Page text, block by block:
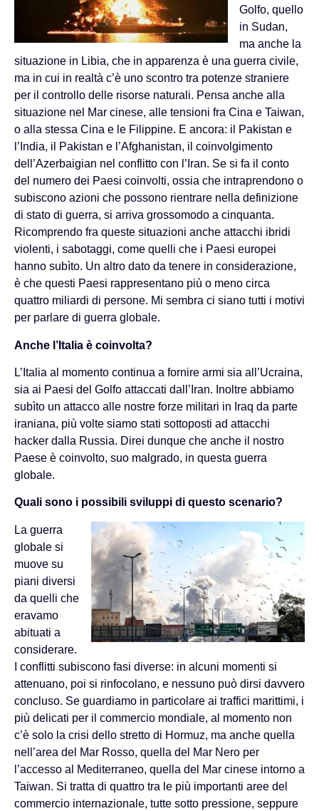
Golfo, quello
in Sudan,
ma anche la
situazione in Libia, che in apparenza è una guerra civile,
ma in cui in realtà c’è uno scontro tra potenze straniere
per il controllo delle risorse naturali. Pensa anche alla
situazione nel Mar cinese, alle tensioni fra Cina e Taiwan,
o alla stessa Cina e le Filippine. E ancora: il Pakistan e
l’India, il Pakistan e l’Afghanistan, il coinvolgimento
dell’Azerbaigian nel conflitto con l’Iran. Se si fa il conto
del numero dei Paesi coinvolti, ossia che intraprendono o
subiscono azioni che possono rientrare nella definizione
di stato di guerra, si arriva grossomodo a cinquanta.
Ricomprendo fra queste situazioni anche attacchi ibridi
violenti, i sabotaggi, come quelli che i Paesi europei
hanno subìto. Un altro dato da tenere in considerazione,
è che questi Paesi rappresentano più o meno circa
quattro miliardi di persone. Mi sembra ci siano tutti i motivi
per parlare di guerra globale.
Anche l’Italia è coinvolta?
L’Italia al momento continua a fornire armi sia all’Ucraina,
sia ai Paesi del Golfo attaccati dall’Iran. Inoltre abbiamo
subìto un attacco alle nostre forze militari in Iraq da parte
iraniana, più volte siamo stati sottoposti ad attacchi
hacker dalla Russia. Direi dunque che anche il nostro
Paese è coinvolto, suo malgrado, in questa guerra
globale.
Quali sono i possibili sviluppi di questo scenario?
La guerra
globale si
muove su
piani diversi
da quelli che
eravamo
abituati a
considerare.
I conflitti subiscono fasi diverse: in alcuni momenti si
attenuano, poi si rinfocolano, e nessuno può dirsi davvero
concluso. Se guardiamo in particolare ai traffici marittimi, i
più delicati per il commercio mondiale, al momento non
c’è solo la crisi dello stretto di Hormuz, ma anche quella
nell’area del Mar Rosso, quella del Mar Nero per
l’accesso al Mediterraneo, quella del Mar cinese intorno a
Taiwan. Si tratta di quattro tra le più importanti aree del
commercio internazionale, tutte sotto pressione, seppure